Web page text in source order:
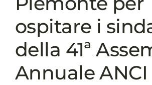
ospitare i
della 41ª
Annuale ANCI